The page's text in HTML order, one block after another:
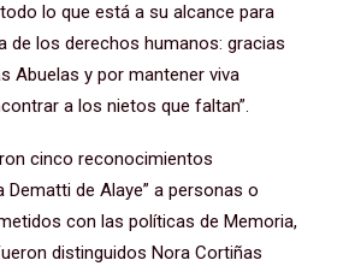
lo que está a su alcance para
de los derechos humanos: gracias
Abuelas y por mantener viva
a los nietos que faltan”.
cinco reconocimientos
Dematti de Alaye” a personas o
con las políticas de Memoria,
distinguidos Nora Cortiñas